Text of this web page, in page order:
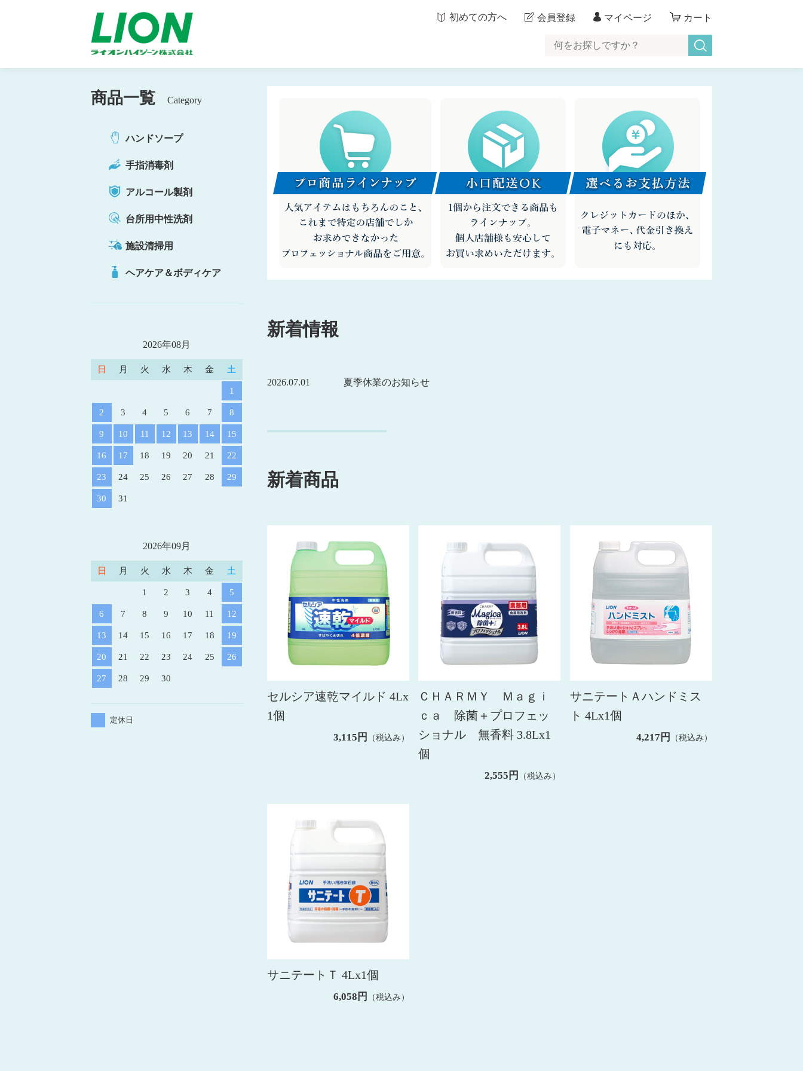
初めての方へ 会員登録 マイページ カート
>
新着情報
2026.07.01 夏季休業のお知らせ
新着商品
セルシア速乾マイルド 4Lx
1個
3,115円 （税込み）
ＣＨＡＲＭＹ Ｍａｇｉ
ｃａ 除菌＋プロフェッ
ショナル 無香料 3.8Lx1
個
2,555円 （税込み）
サニテートＡハンドミス
ト 4Lx1個
4,217円 （税込み）
サニテートＴ 4Lx1個
6,058円 （税込み）
商品一覧 Category
ハンドソープ
手指消毒剤
アルコール製剤
台所用中性洗剤
施設清掃用
ヘアケア＆ボディケア
2026年08月
日 月 火 水 木 金 土
1
2 3 4 5 6 7 8
9 10 11 12 13 14 15
16 17 18 19 20 21 22
23 24 25 26 27 28 29
30 31
2026年09月
日 月 火 水 木 金 土
1 2 3 4 5
6 7 8 9 10 11 12
13 14 15 16 17 18 19
20 21 22 23 24 25 26
27 28 29 30
定休日